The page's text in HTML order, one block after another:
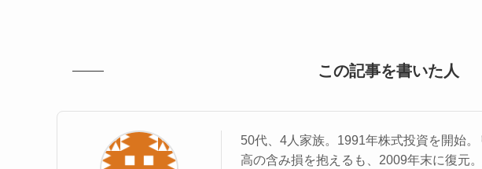
この記事を書いた人
50代、4人家族。1991年株式投資を開始
高の含み損を抱えるも、2009年末に復元